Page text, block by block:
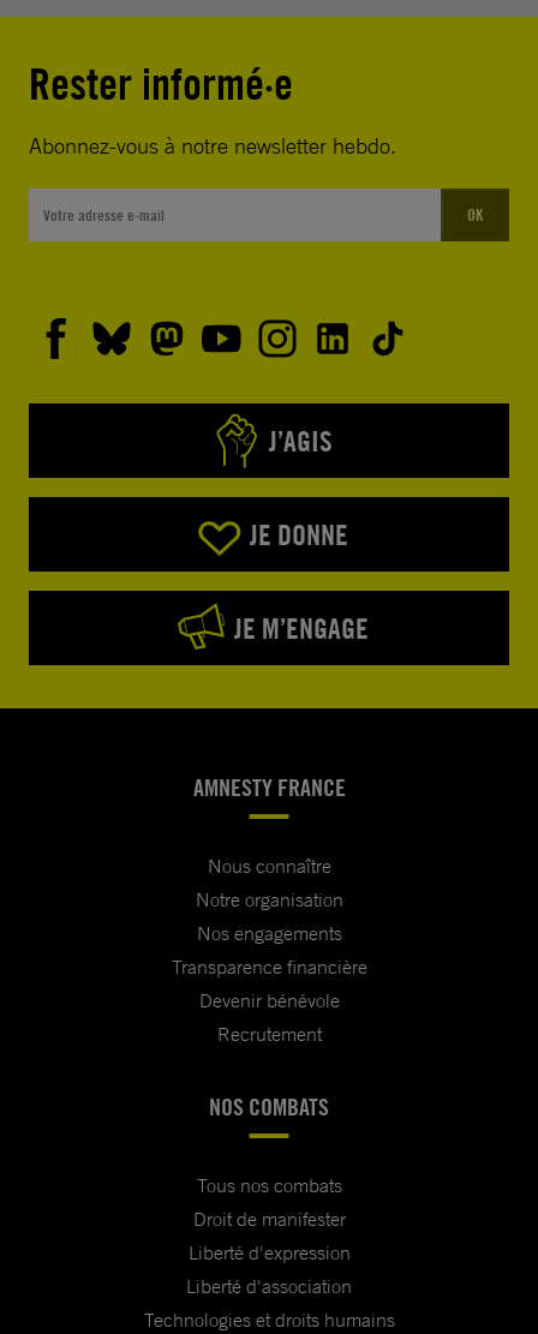
Rester informé·e
Abonnez-vous à notre newsletter hebdo.
OK
J’AGIS
JE DONNE
JE M’ENGAGE
AMNESTY FRANCE
Nous connaître
Notre organisation
Nos engagements
Transparence financière
Devenir bénévole
Recrutement
NOS COMBATS
Tous nos combats
Droit de manifester
Liberté d'expression
Liberté d'association
Technologies et droits humains